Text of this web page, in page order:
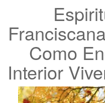
Como
Interior